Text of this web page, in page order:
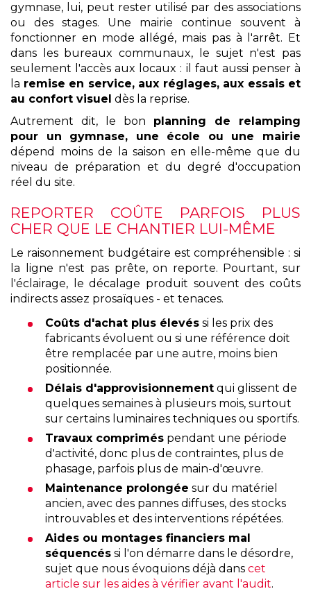
gymnase, lui, peut rester utilisé par des associations
ou des stages. Une mairie continue souvent à
fonctionner en mode allégé, mais pas à l'arrêt. Et
dans les bureaux communaux, le sujet n'est pas
seulement l'accès aux locaux : il faut aussi penser à
la remise en service, aux réglages, aux essais et
au confort visuel dès la reprise.
Autrement dit, le bon planning de relamping
pour un gymnase, une école ou une mairie
dépend moins de la saison en elle-même que du
niveau de préparation et du degré d'occupation
réel du site.
REPORTER COÛTE PARFOIS PLUS
CHER QUE LE CHANTIER LUI-MÊME
Le raisonnement budgétaire est compréhensible : si
la ligne n'est pas prête, on reporte. Pourtant, sur
l'éclairage, le décalage produit souvent des coûts
indirects assez prosaïques - et tenaces.
Coûts d'achat plus élevés si les prix des
fabricants évoluent ou si une référence doit
être remplacée par une autre, moins bien
positionnée.
Délais d'approvisionnement qui glissent de
quelques semaines à plusieurs mois, surtout
sur certains luminaires techniques ou sportifs.
Travaux comprimés pendant une période
d'activité, donc plus de contraintes, plus de
phasage, parfois plus de main-d'œuvre.
Maintenance prolongée sur du matériel
ancien, avec des pannes diffuses, des stocks
introuvables et des interventions répétées.
Aides ou montages financiers mal
séquencés si l'on démarre dans le désordre,
sujet que nous évoquions déjà dans cet
article sur les aides à vérifier avant l'audit.